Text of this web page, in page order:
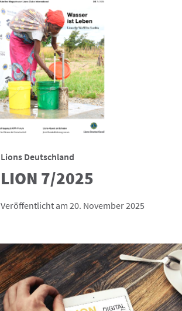
Lions Deutschland
LION 7/2025
Veröffentlicht am 20. November 2025